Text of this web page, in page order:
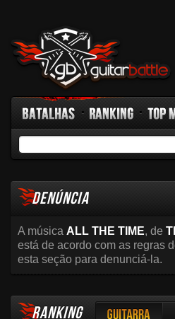
GB TV
Rádio
DENÚNCIA
A música ALL THE TIME, de
está de acordo com as regras
esta seção para denunciá-la.
RANKING